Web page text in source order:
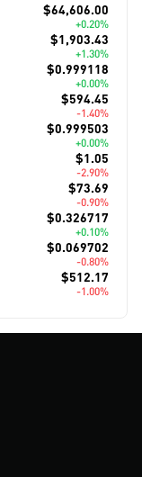
$64,606.00
+0.20%
$1,903.43
+1.30%
$0.999118
+0.00%
$594.45
-1.40%
$0.999503
+0.00%
$1.05
-2.90%
$73.69
-0.90%
$0.326717
+0.10%
$0.069702
-0.80%
$512.17
-1.00%